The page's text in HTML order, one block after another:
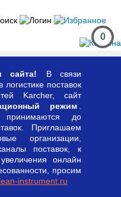
0
сайта!
В связи
поставок
Karcher, сайт
режим
до
Приглашаем
организации,
поставок, к
онлайн
просим
instrument.ru